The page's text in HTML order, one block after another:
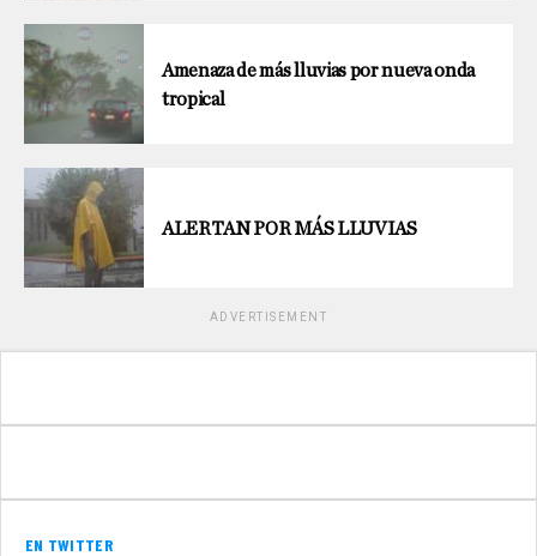
Amenaza de más lluvias por nueva onda
tropical
ALERTAN POR MÁS LLUVIAS
ADVERTISEMENT
EN TWITTER